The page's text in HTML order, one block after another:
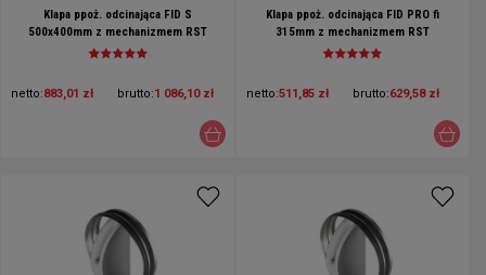
Klapa ppoż. odcinająca FID S
500x400mm z mechanizmem RST
netto:883,01 zł brutto:1 086,10 zł
Klapa ppoż. odcinająca FID PRO fi
315mm z mechanizmem RST
netto:511,85 zł brutto:629,58 zł